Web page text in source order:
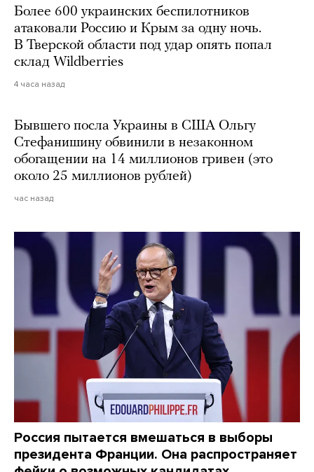
Более 600 украинских беспилотников
атаковали Россию и Крым за одну ночь.
В Тверской области под удар опять попал
склад Wildberries
4 часа назад
Бывшего посла Украины в США Ольгу
Стефанишину обвинили в незаконном
обогащении на 14 миллионов гривен (это
около 25 миллионов рублей)
час назад
Россия пытается вмешаться в выборы
президента Франции. Она распространяет